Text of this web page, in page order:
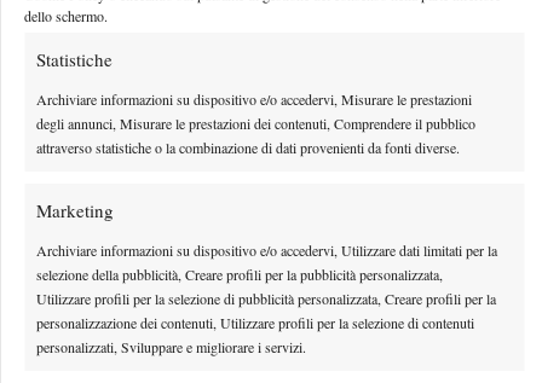
dello schermo.
Statistiche
Archiviare informazioni su dispositivo e/o accedervi, Misurare le prestazioni
degli annunci, Misurare le prestazioni dei contenuti, Comprendere il pubblico
attraverso statistiche o la combinazione di dati provenienti da fonti diverse.
Marketing
Archiviare informazioni su dispositivo e/o accedervi, Utilizzare dati limitati per la
selezione della pubblicità, Creare profili per la pubblicità personalizzata,
Utilizzare profili per la selezione di pubblicità personalizzata, Creare profili per la
personalizzazione dei contenuti, Utilizzare profili per la selezione di contenuti
personalizzati, Sviluppare e migliorare i servizi.
ed energia, siamo in questa sfida assieme” (VIDEO)
Draper spende belle parole per il suo coach, Andy Murray
Luca Innocenti26 Luglio 2026